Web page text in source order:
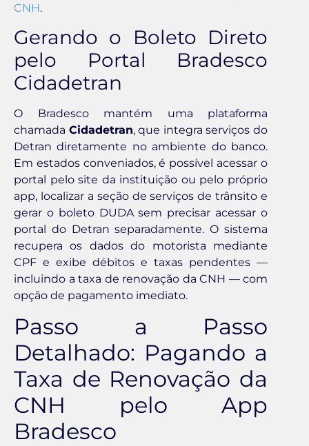
CNH.
Gerando o Boleto Direto
pelo Portal Bradesco
Cidadetran
O Bradesco mantém uma plataforma
chamada Cidadetran, que integra serviços do
Detran diretamente no ambiente do banco.
Em estados conveniados, é possível acessar o
portal pelo site da instituição ou pelo próprio
app, localizar a seção de serviços de trânsito e
gerar o boleto DUDA sem precisar acessar o
portal do Detran separadamente. O sistema
recupera os dados do motorista mediante
CPF e exibe débitos e taxas pendentes —
incluindo a taxa de renovação da CNH — com
opção de pagamento imediato.
Passo a Passo
Detalhado: Pagando a
Taxa de Renovação da
CNH pelo App
Bradesco